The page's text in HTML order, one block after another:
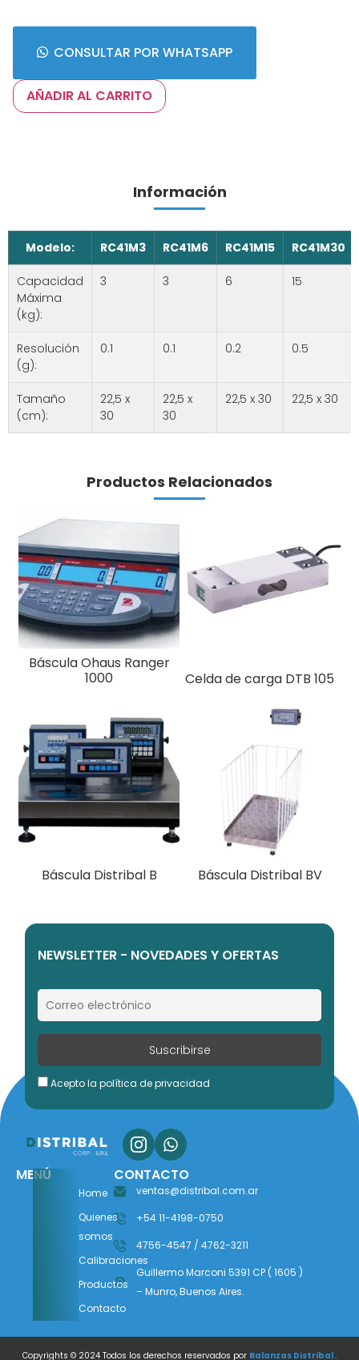
CONSULTAR POR WHATSAPP
AÑADIR AL CARRITO
Información
Modelo: RC41M3 RC41M6 RC41M15 RC41M30
Capacidad
Máxima
(kg):
3 3 6 15
Resolución
(g):
0.1 0.1 0.2 0.5
Tamaño
(cm):
22,5 x
30
22,5 x
30
22,5 x 30 22,5 x 30
Productos Relacionados
Báscula Ohaus Ranger
1000
Celda de carga DTB 105
Báscula Distribal B Báscula Distribal BV
NEWSLETTER - NOVEDADES Y OFERTAS
Acepto la política de privacidad
MENÚ
Home
Quienes
somos
Calibraciones
Productos
Contacto
CONTACTO
ventas@distribal.com.ar
+54 11-4198-0750
4756-4547 / 4762-3211
Guillermo Marconi 5391 CP ( 1605 )
– Munro, Buenos Aires.
Copyrights © 2024 Todos los derechos reservados por Balanzas Distribal.